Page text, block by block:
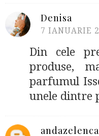
Denisa
7 IANUARIE
Din cele
produse,
parfumul
unele dintre
andazelenca